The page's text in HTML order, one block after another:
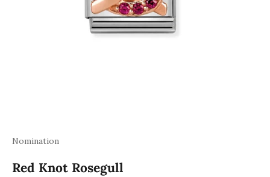
Nomination
Red Knot Rosegull